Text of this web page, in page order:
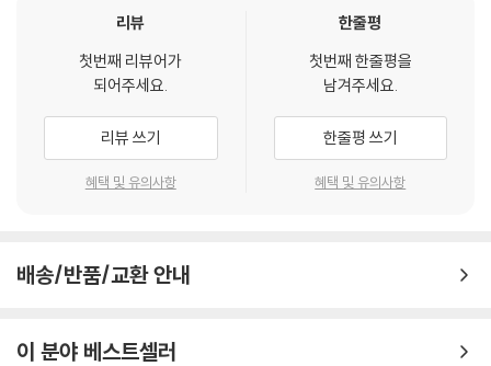
리뷰
첫번째 리뷰어가
되어주세요.
리뷰 쓰기
혜택 및 유의사항
한줄평
첫번째 한줄평을
남겨주세요.
한줄평 쓰기
혜택 및 유의사항
배송/반품/교환 안내
이 분야 베스트셀러